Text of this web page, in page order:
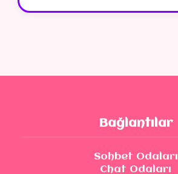
Bağlantılar
Sohbet Odaları
Chat Odaları